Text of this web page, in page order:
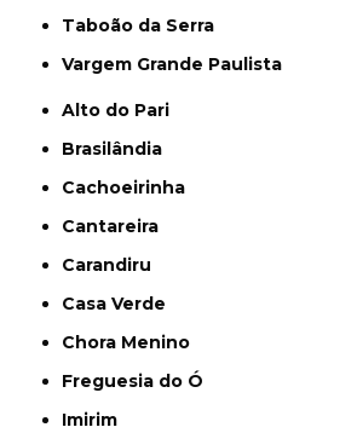
Taboão da Serra
Vargem Grande Paulista
Alto do Pari
Brasilândia
Cachoeirinha
Cantareira
Carandiru
Casa Verde
Chora Menino
Freguesia do Ó
Imirim